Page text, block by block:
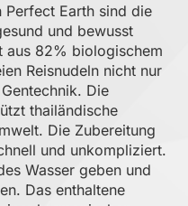
Perfect Earth sind die
und bewusst
aus 82% biologischem
Reisnudeln nicht nur
Die
thailändische
Die Zubereitung
und unkompliziert.
Wasser geben und
Das enthaltene